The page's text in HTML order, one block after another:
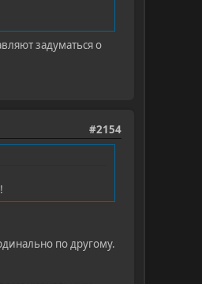
задуматься о
#2154
по другому.